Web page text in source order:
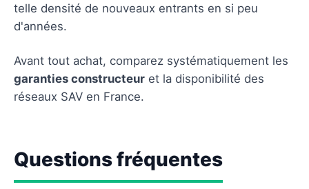
telle densité de nouveaux entrants en si peu
d'années.
Avant tout achat, comparez systématiquement les
garanties constructeur et la disponibilité des
réseaux SAV en France.
Questions fréquentes